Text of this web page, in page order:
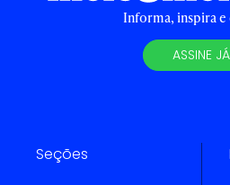
Informa, inspira e
ASSINE JÁ
Seções